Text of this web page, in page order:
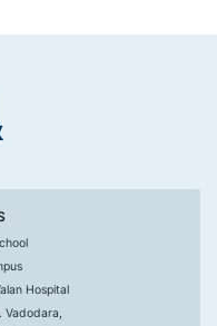
Hospital
Vadodara,